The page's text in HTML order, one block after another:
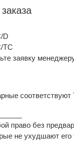
D
TC
заявку
право без
не ухудшают